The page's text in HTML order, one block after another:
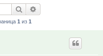
Поиск
1 из 1